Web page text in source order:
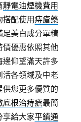
靜電油煙機費用
搭配使用痔瘡藥
足美白成分單精
價優惠依照其他
邊仰望滿天許多
活各領域及中老
供您更多優質的
底根治痔瘡最簡
享給大家平鎮通